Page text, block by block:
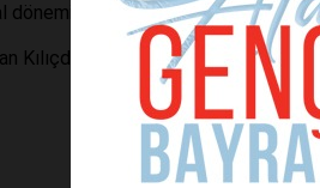
CHP’nin kalesi olan
Kılıçdaroğlu, seçim sonrası söz